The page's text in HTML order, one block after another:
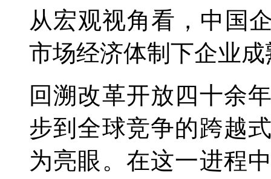
从宏观视角看，中国
市场经济体制下企业
回溯改革开放四十余
步到全球竞争的跨越
为亮眼。在这一进程